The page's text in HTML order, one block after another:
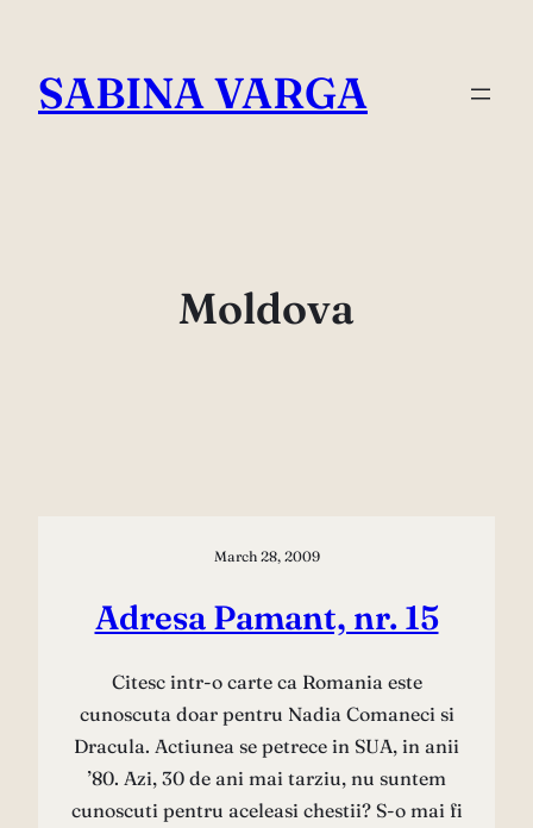
content
SABINA VARGA
Moldova
March 28, 2009
Adresa Pamant, nr. 15
Citesc intr-o carte ca Romania este
cunoscuta doar pentru Nadia Comaneci si
Dracula. Actiunea se petrece in SUA, in anii
’80. Azi, 30 de ani mai tarziu, nu suntem
cunoscuti pentru aceleasi chestii? S-o mai fi